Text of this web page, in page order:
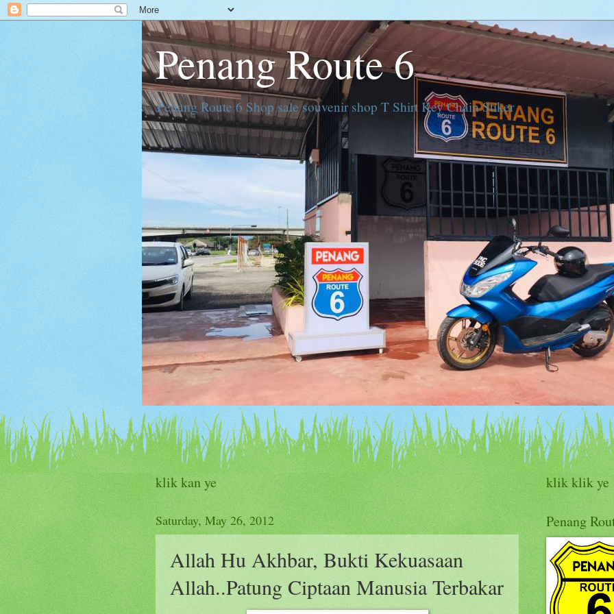
Penang Route 6
Penang Route 6 Shop sale souvenir shop T Shirt Key Chain Stiker
klik kan ye
Saturday, May 26, 2012
Allah Hu Akhbar, Bukti Kekuasaan
Allah..Patung Ciptaan Manusia Terbakar
klik klik ye
Penang